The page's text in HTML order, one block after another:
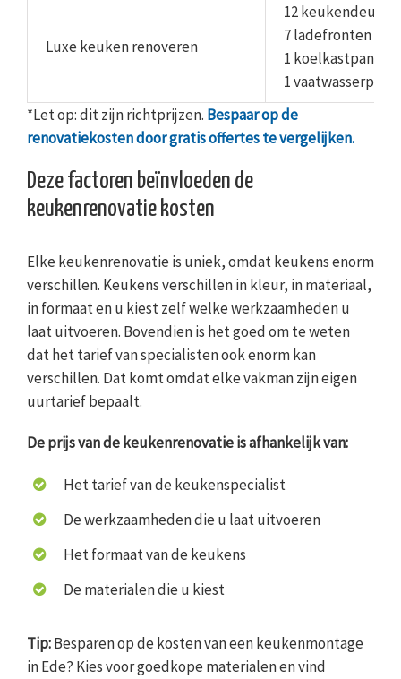
Luxe keuken renoveren
12 keukendeuren
7 ladefronten
1 koelkastpaneel
1
*Let op: dit zijn richtprijzen. Bespaar op de
renovatiekosten door gratis offertes te vergelijken.
Deze factoren beïnvloeden de
keukenrenovatie kosten
Elke keukenrenovatie is uniek, omdat keukens enorm
verschillen. Keukens verschillen in kleur, in materiaal,
in formaat en u kiest zelf welke werkzaamheden u
laat uitvoeren. Bovendien is het goed om te weten
dat het tarief van specialisten ook enorm kan
verschillen. Dat komt omdat elke vakman zijn eigen
uurtarief bepaalt.
De prijs van de keukenrenovatie is afhankelijk van:
Het tarief van de keukenspecialist
De werkzaamheden die u laat uitvoeren
Het formaat van de keukens
De materialen die u kiest
Tip:Besparen op de kosten van een keukenmontage
in Ede? Kies voor goedkope materialen en vind